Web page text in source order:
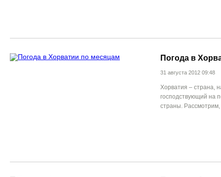
Погода в
31 августа 2012 09:48
Хорватия – страна,
господствующий на
страны. Рассмотрим,